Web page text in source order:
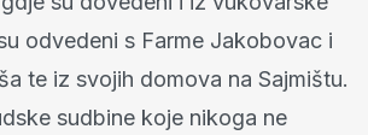
odvedeni s Farme Jakobovac i
te iz svojih domova na Sajmištu.
sudbine koje nikoga ne